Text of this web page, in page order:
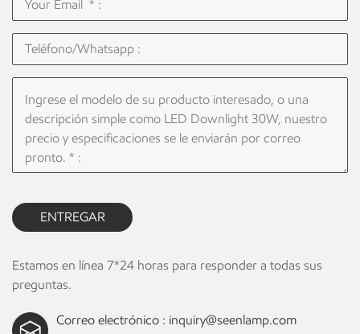
ENTREGAR
Estamos en línea 7*24 horas para responder a todas sus
preguntas.
Correo electrónico : inquiry@seenlamp.com